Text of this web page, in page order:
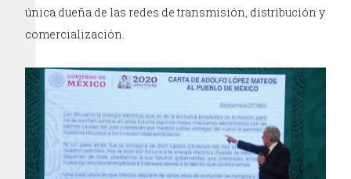
única dueña de las redes de transmisión, distribución y
comercialización.